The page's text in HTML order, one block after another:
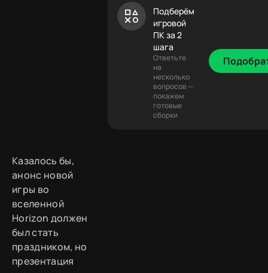
Подберём
игровой
ПК за 2
шага
Ответьте
на
несколько
вопросов —
покажем
готовые
сборки
Казалось бы,
анонс новой
игры во
вселенной
Horizon должен
был стать
праздником, но
презентация